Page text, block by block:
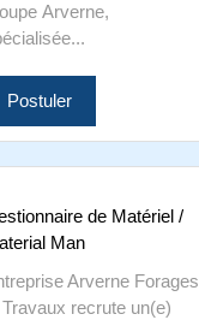
Arverne,
Postuler
de Matériel /
Man
Arverne Forages
recrute un(e)